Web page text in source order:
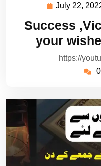
July 22,
Success
your
https://